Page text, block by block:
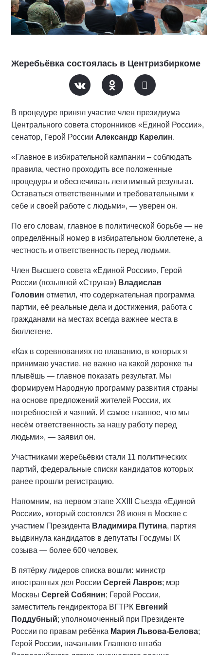
Жеребьёвка состоялась в Центризбиркоме
В процедуре принял участие член президиума
Центрального совета сторонников «Единой России»,
сенатор, Герой России Александр Карелин.
«Главное в избирательной кампании – соблюдать
правила, честно проходить все положенные
процедуры и обеспечивать легитимный результат.
Оставаться ответственными и требовательными к
себе и своей работе с людьми», — уверен он.
По его словам, главное в политической борьбе — не
определённый номер в избирательном бюллетене, а
честность и ответственность перед людьми.
Член Высшего совета «Единой России», Герой
России (позывной «Струна») Владислав
Головин отметил, что содержательная программа
партии, её реальные дела и достижения, работа с
гражданами на местах всегда важнее места в
бюллетене.
«Как в соревнованиях по плаванию, в которых я
принимаю участие, не важно на какой дорожке ты
плывёшь — главное показать результат. Мы
формируем Народную программу развития страны
на основе предложений жителей России, их
потребностей и чаяний. И самое главное, что мы
несём ответственность за нашу работу перед
людьми», — заявил он.
Участниками жеребьёвки стали 11 политических
партий, федеральные списки кандидатов которых
ранее прошли регистрацию.
Напомним, на первом этапе XXIII Съезда «Единой
России», который состоялся 28 июня в Москве с
участием Президента Владимира Путина, партия
выдвинула кандидатов в депутаты Госдумы IX
созыва — более 600 человек.
В пятёрку лидеров списка вошли: министр
иностранных дел России Сергей Лавров; мэр
Москвы Сергей Собянин; Герой России,
заместитель гендиректора ВГТРК Евгений
Поддубный; уполномоченный при Президенте
России по правам ребёнка Мария Львова-Белова;
Герой России, начальник Главного штаба